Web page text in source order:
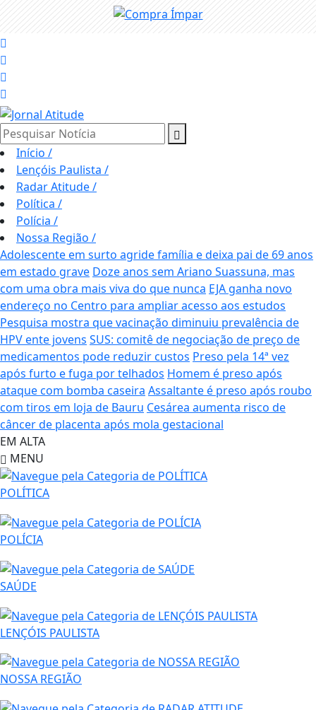
Pesquisar Notícia
Início /
Lençóis Paulista /
Radar Atitude/
Política /
Polícia /
Nossa Região /
Adolescente em surto agride família e deixa pai de 69 anos
em estado grave Doze anos sem Ariano Suassuna, mas
com uma obra mais viva do que nunca EJA ganha novo
endereço no Centro para ampliar acesso aos estudos
Pesquisa mostra que vacinação diminuiu prevalência de
HPV ente jovens SUS: comitê de negociação de preço de
medicamentos pode reduzir custos Preso pela 14ª vez
após furto e fuga por telhados Homem é preso após
ataque com bomba caseira Assaltante é preso após roubo
com tiros em loja de Bauru Cesárea aumenta risco de
câncer de placenta após mola gestacional
EM ALTA
MENU
POLÍTICA
POLÍCIA
SAÚDE
LENÇÓIS PAULISTA
NOSSA REGIÃO